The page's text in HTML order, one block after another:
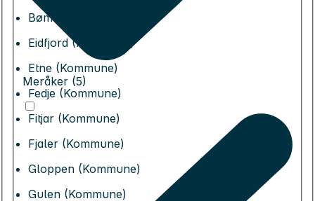
Bømlo (Kommune)
Eidfjord (Kommune)
Etne (Kommune)
Fedje (Kommune)
Fitjar (Kommune)
Fjaler (Kommune)
Gloppen (Kommune)
Gulen (Kommune)
Meråker (5)